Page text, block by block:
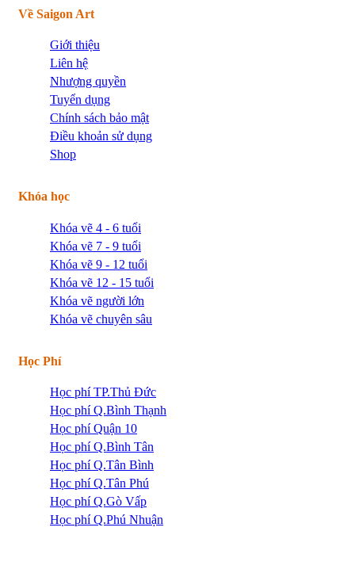
Về Saigon Art
Giới thiệu
Liên hệ
Nhượng quyền
Tuyển dụng
Chính sách bảo mật
Điều khoản sử dụng
Shop
Khóa học
Khóa vẽ 4 - 6 tuổi
Khóa vẽ 7 - 9 tuổi
Khóa vẽ 9 - 12 tuổi
Khóa vẽ 12 - 15 tuổi
Khóa vẽ người lớn
Khóa vẽ chuyên sâu
Học Phí
Học phí TP.Thủ Đức
Học phí Q.Bình Thạnh
Học phí Quận 10
Học phí Q.Bình Tân
Học phí Q.Tân Bình
Học phí Q.Tân Phú
Học phí Q.Gò Vấp
Học phí Q.Phú Nhuận